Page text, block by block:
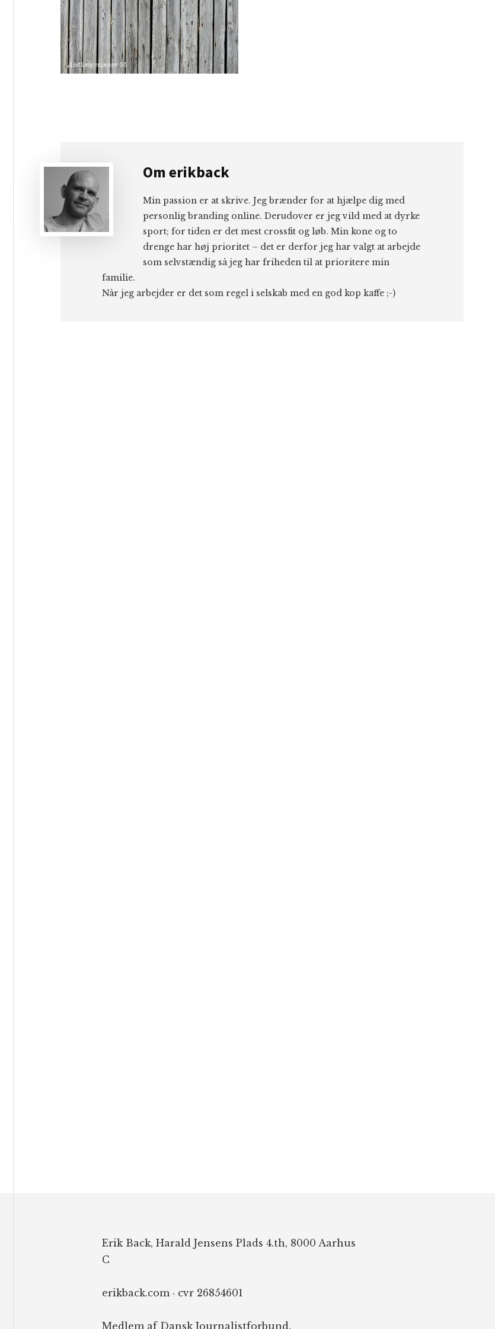
Om erikback
Min passion er at skrive. Jeg brænder for at hjælpe dig med
personlig branding online. Derudover er jeg vild med at dyrke
sport; for tiden er det mest crossfit og løb. Min kone og to
drenge har høj prioritet – det er derfor jeg har valgt at arbejde
som selvstændig så jeg har friheden til at prioritere min
familie.
Når jeg arbejder er det som regel i selskab med en god kop kaffe ;-)
Erik Back, Harald Jensens Plads 4.th, 8000 Aarhus
C
erikback.com · cvr 26854601
Medlem af Dansk Journalistforbund.